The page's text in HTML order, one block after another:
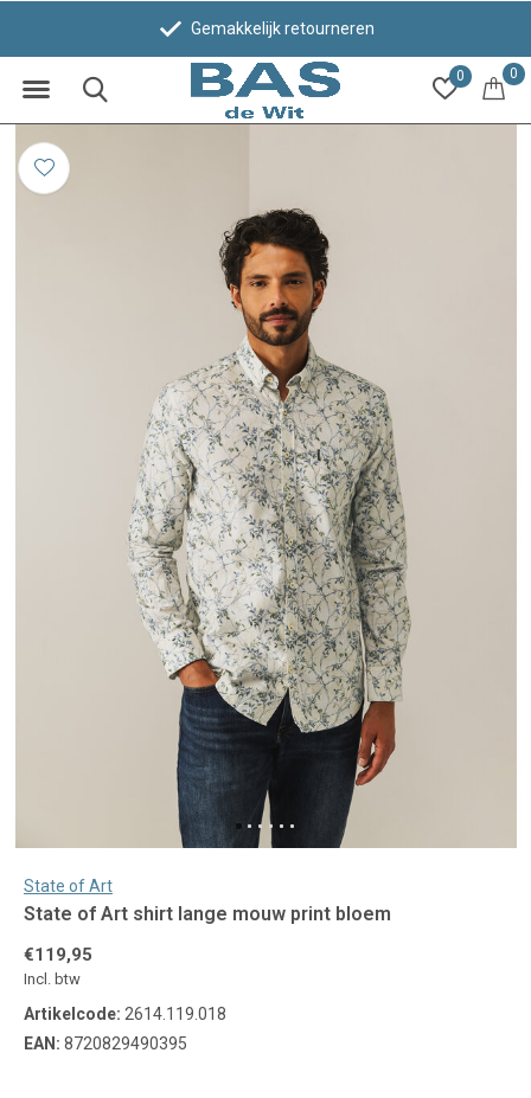
0 0
Gemakkelijk retourneren
State of Art
State of Art shirt lange mouw print bloem
€119,95
Incl. btw
Artikelcode: 2614.119.018
EAN: 8720829490395